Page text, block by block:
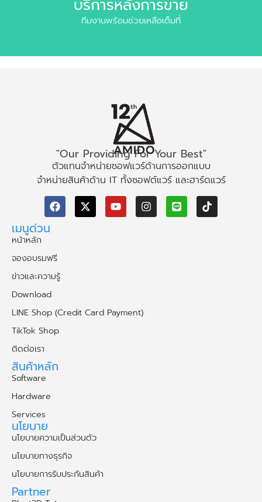
บริการหลังการขาย
ทีมงานพร้อมช่วยเหลือเต็มที่
"Our Providing For Your Best"
ตัวแทนจำหน่ายซอฟแวร์ด้านการออกแบบ
จำหน่ายสินค้าด้าน IT ทั้งซอฟต์แวร์ และฮาร์ดแวร์
เมนูด่วน
หน้าหลัก
จองอบรมฟรี
ข่าวและความรู้
Download
LINE Shop (Credit Card Payment)
TikTok Shop
ติดต่อเรา
สินค้าหลัก
Software
Hardware
Services
นโยบาย
นโยบายความเป็นส่วนตัว
นโยบายทางธุรกิจ
นโยบายการรับประกันสินค้า
Partner